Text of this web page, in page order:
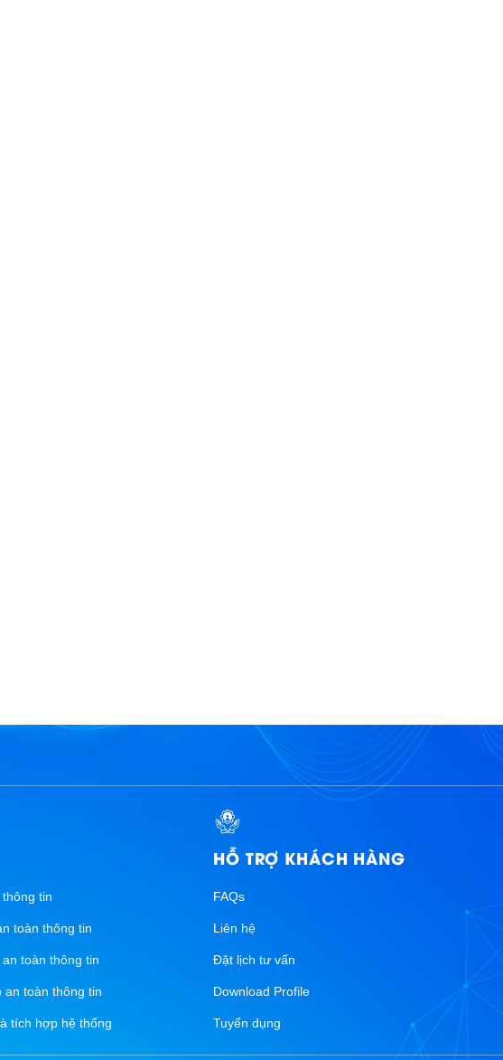
tin
toàn thông tin
toàn thông tin
an toàn thông tin
tích hợp hệ thống
HỖ TRỢ KHÁCH HÀNG
FAQs
Liên hệ
Đặt lịch tư vấn
Download Profile
Tuyển dụng